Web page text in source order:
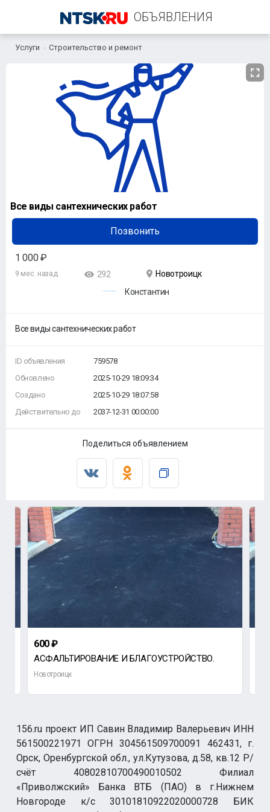
ОБЪЯВЛЕНИЯ
+7 (977) 053-85-53
Услуги Строительство и ремонт
Все виды сантехнических работ
Позвонить
1 000 ₽
9 мес. назад 292
Новотроицк
Константин
Все виды сантехнических работ
ID объявления
Обновлено
Создано
Действительно до
759578
2025-10-29 18:09:34
2025-10-29 18:07:58
2037-12-31 00:00:00
Поделиться объявлением
600 ₽
АСФАЛЬТИРОВАНИЕ И БЛАГОУСТРОЙСТВО.
Новотроицк
156.ru проект ИП Савин Владимир Валерьевич ИНН
561500221971 ОГРН 304561509700091 462431, г.
Орск, Оренбургской обл., ул.Кутузова, д.58, кв.12 Р/
счёт 40802810700490010502 Филиал
«Приволжский» Банка ВТБ (ПАО) в г.Нижнем
Новгороде к/с 30101810922020000728 БИК